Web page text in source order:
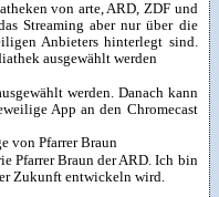
von arte, ARD, ZDF und
Streaming aber nur über die
Anbieters hinterlegt sind.
ausgewählt werden
werden. Danach kann
App an den Chromecast
Pfarrer Braun der ARD. Ich bin
Zukunft entwickeln wird.